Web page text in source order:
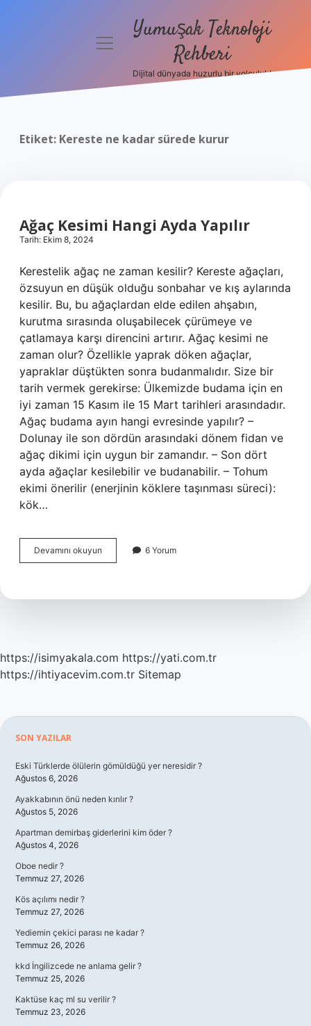
Politikası
menüyüYumuşak Teknoloji
Rehberi
Dijital dünyada huzurlu bir yolculuk!
Etiket: Kereste ne kadar sürede kurur
Ağaç Kesimi Hangi Ayda Yapılır
Tarih: Ekim 8, 2024
Kerestelik ağaç ne zaman kesilir? Kereste ağaçları,
özsuyun en düşük olduğu sonbahar ve kış aylarında
kesilir. Bu, bu ağaçlardan elde edilen ahşabın,
kurutma sırasında oluşabilecek çürümeye ve
çatlamaya karşı direncini artırır. Ağaç kesimi ne
zaman olur? Özellikle yaprak döken ağaçlar,
yapraklar düştükten sonra budanmalıdır. Size bir
tarih vermek gerekirse: Ülkemizde budama için en
iyi zaman 15 Kasım ile 15 Mart tarihleri ​​arasındadır.
Ağaç budama ayın hangi evresinde yapılır? –
Dolunay ile son dördün arasındaki dönem fidan ve
ağaç dikimi için uygun bir zamandır. – Son dört
ayda ağaçlar kesilebilir ve budanabilir. – Tohum
ekimi önerilir (enerjinin köklere taşınması süreci):
kök…
Devamını okuyun
Kesimi
Yapılır
6 Yorum
https://isimyakala.com https://yati.com.tr
https://ihtiyacevim.com.tr Sitemap
Sidebar
SON YAZILAR
Eski Türklerde ölülerin gömüldüğü yer neresidir ?
Ağustos 6, 2026
Ayakkabının önü neden kırılır ?
Ağustos 5, 2026
Apartman demirbaş giderlerini kim öder ?
Ağustos 4, 2026
Oboe nedir ?
Temmuz 27, 2026
Kös açılımı nedir ?
Temmuz 27, 2026
Yediemin çekici parası ne kadar ?
Temmuz 26, 2026
kkd İngilizcede ne anlama gelir ?
Temmuz 25, 2026
Kaktüse kaç ml su verilir ?
Temmuz 23, 2026